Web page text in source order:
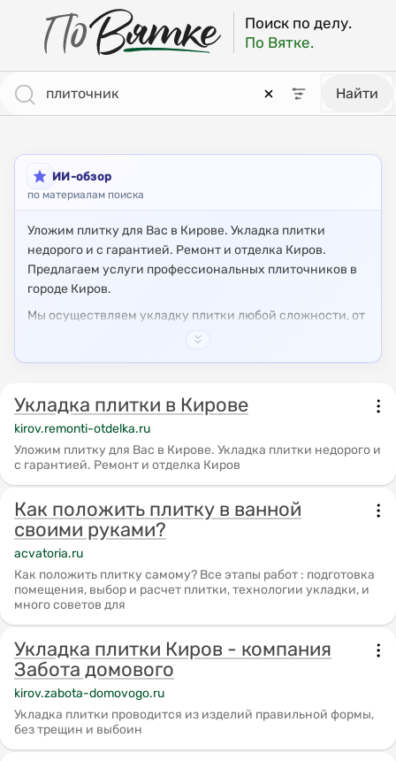
ПоВятке - региональный поисковик
Результаты поиска: плиточник [страница 3]
Поиск по делу.
По Вятке.
Найти
ИИ-обзор
по материалам поиска
Уложим плитку для Вас в Кирове. Укладка плитки
недорого и с гарантией. Ремонт и отделка Киров.
Предлагаем услуги профессиональных плиточников в
городе Киров.
Мы осуществляем укладку плитки любой сложности, от
стандартных керамических до декоративных
Укладка плитки в Кирове
kirov.remonti-otdelka.ru
Уложим плитку для Вас в Кирове. Укладка плитки недорого и
с гарантией. Ремонт и отделка Киров
Как положить плитку в ванной
своими руками?
acvatoria.ru
Как положить плитку самому? Все этапы работ : подготовка
помещения, выбор и расчет плитки, технологии укладки, и
много советов для
Укладка плитки Киров - компания
Забота домового
kirov.zabota-domovogo.ru
Укладка плитки проводится из изделий правильной формы,
без трещин и выбоин